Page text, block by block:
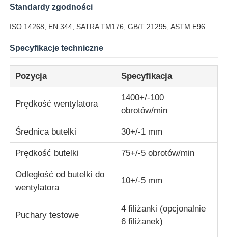
Maszyna do testowania udarności
Sprzęt do testowania obuwia
Sprzęt do badania materiałów budowlanych
Sprzęt do badania opakowań
Sprzęt do badań klejnotów
maszyna do testowania tkanin
Standardy zgodności
ISO 14268, EN 344, SATRA TM176, GB/T 21295, ASTM E96
Specyfikacje techniczne
Pozycja Specyfikacja
Prędkość wentylatora
1400+/-100
obrotów/min
Średnica butelki 30+/-1 mm
Prędkość butelki 75+/-5 obrotów/min
Odległość od butelki do
wentylatora
10+/-5 mm
Puchary testowe
4 filiżanki (opcjonalnie
6 filiżanek)